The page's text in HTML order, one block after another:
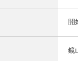
開
鏡